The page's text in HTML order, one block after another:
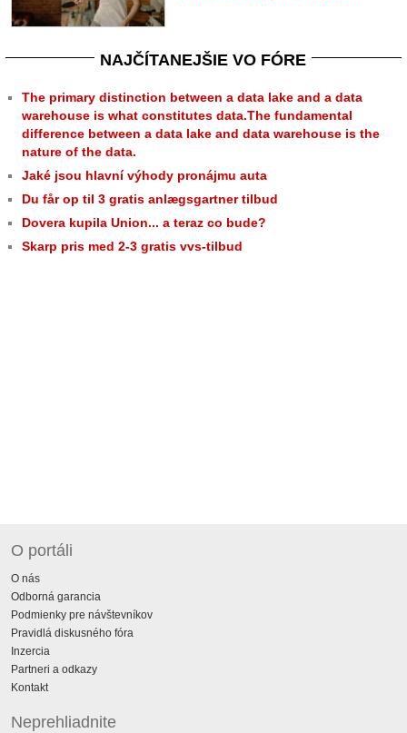
NAJČÍTANEJŠIE VO FÓRE
The primary distinction between a data lake and a data
warehouse is what constitutes data.The fundamental
difference between a data lake and data warehouse is the
nature of the data.
Jaké jsou hlavní výhody pronájmu auta
Du får op til 3 gratis anlægsgartner tilbud
Dovera kupila Union... a teraz co bude?
Skarp pris med 2-3 gratis vvs-tilbud
O portáli
O nás
Odborná garancia
Podmienky pre návštevníkov
Pravidlá diskusného fóra
Inzercia
Partneri a odkazy
Kontakt
Neprehliadnite